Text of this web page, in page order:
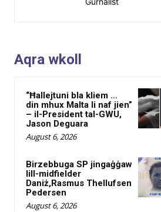
Aqra wkoll
“Ħallejtuni bla kliem …
din mhux Malta li naf jien”
– il-President tal-GWU,
Jason Deguara
August 6, 2026
Birzebbuga SP jingaġġaw
lill-midfielder
Daniż,Rasmus Thellufsen
Pedersen
August 6, 2026